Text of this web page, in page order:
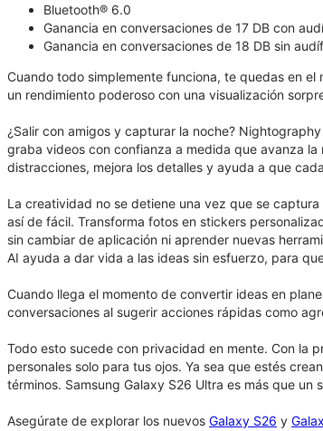
Bluetooth® 6.0
Ganancia en conversaciones de 17 DB con
Ganancia en conversaciones de 18 DB sin
Cuando todo simplemente funciona, te quedas en
un rendimiento poderoso con una visualización
¿Salir con amigos y capturar la noche?
graba videos con confianza a medida que avanza la
distracciones, mejora los detalles y ayuda a que
La creatividad no se detiene una vez que se
así de fácil. Transforma fotos en stickers
sin cambiar de aplicación ni aprender nuevas
AI ayuda a dar vida a las ideas sin esfuerzo, para
Cuando llega el momento de convertir ideas en
conversaciones al sugerir acciones rápidas como
Todo esto sucede con privacidad en mente. Con la
personales solo para tus ojos. Ya sea que estés
términos. Samsung Galaxy S26 Ultra es más que un
Asegúrate de explorar los nuevos Galaxy S26 y